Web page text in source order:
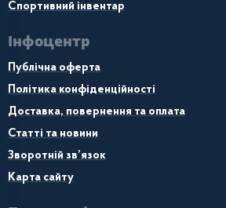
Спортивний інвентар
Інфоцентр
Публічна оферта
Політика конфіденційності
Доставка, повернення та оплата
Статті та новини
Зворотній зв’язок
Карта сайту